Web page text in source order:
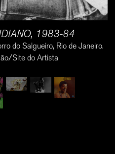
1983-84
do Salgueiro, Rio de Janeiro.
Site do Artista